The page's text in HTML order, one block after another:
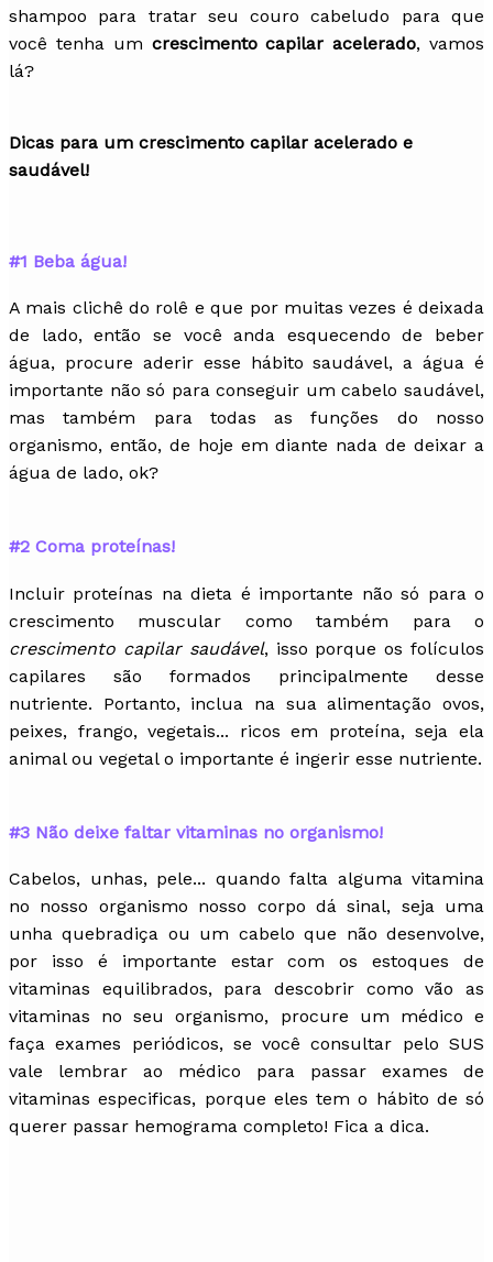
shampoo para tratar seu couro cabeludo para que
você tenha um crescimento capilar acelerado, vamos
lá?
Dicas para um crescimento capilar acelerado e
saudável!
#1 Beba água!
A mais clichê do rolê e que por muitas vezes é deixada
de lado, então se você anda esquecendo de beber
água, procure aderir esse hábito saudável, a água é
importante não só para conseguir um cabelo saudável,
mas também para todas as funções do nosso
organismo, então, de hoje em diante nada de deixar a
água de lado, ok?
#2 Coma proteínas!
Incluir proteínas na dieta é importante não só para o
crescimento muscular como também para o
crescimento capilar saudável, isso porque os folículos
capilares são formados principalmente desse
nutriente. Portanto, inclua na sua alimentação ovos,
peixes, frango, vegetais... ricos em proteína, seja ela
animal ou vegetal o importante é ingerir esse nutriente.
#3 Não deixe faltar vitaminas no organismo!
Cabelos, unhas, pele... quando falta alguma vitamina
no nosso organismo nosso corpo dá sinal, seja uma
unha quebradiça ou um cabelo que não desenvolve,
por isso é importante estar com os estoques de
vitaminas equilibrados, para descobrir como vão as
vitaminas no seu organismo, procure um médico e
faça exames periódicos, se você consultar pelo SUS
vale lembrar ao médico para passar exames de
vitaminas especificas, porque eles tem o hábito de só
querer passar hemograma completo! Fica a dica.